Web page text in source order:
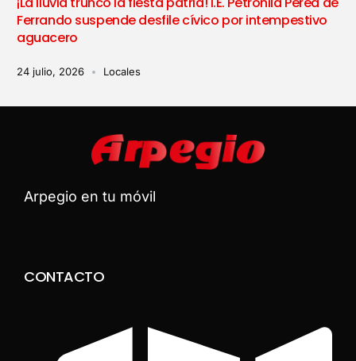
Ferrando suspende desfile cívico por intempestivo
aguacero
24 julio, 2026 Locales
Arpegio en tu móvil
CONTACTO